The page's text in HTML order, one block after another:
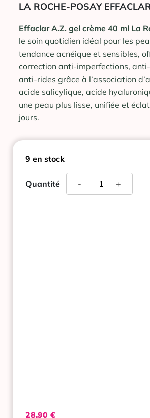
LA ROCHE-POSAY
Effaclar A.Z. gel crème 40 ml La
le soin quotidien idéal pour les
tendance acnéique et sensibles,
correction anti-imperfections,
anti-rides grâce à l’association
acide salicylique, acide
une peau plus lisse, unifiée et
jours.
9 en stock
Quantité +
quantité
-
28,90 €